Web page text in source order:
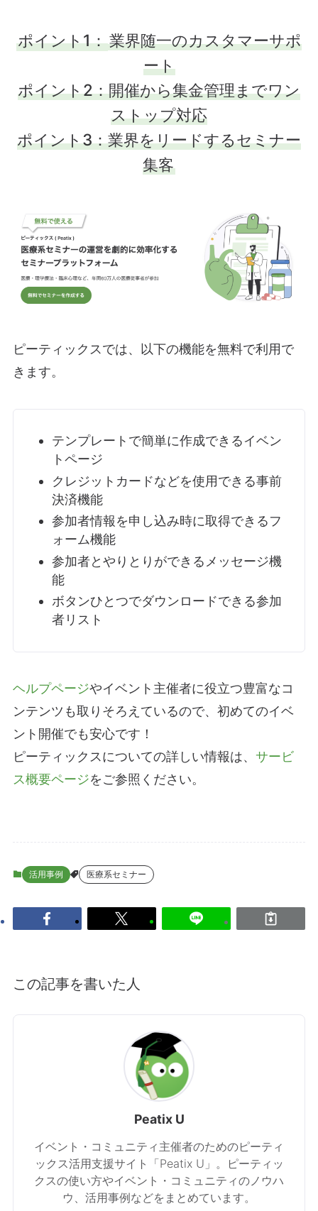
ポイント1：業界随一のカスタマーサポ
ート
ポイント2：開催から集金管理までワン
ストップ対応
ポイント3：業界をリードするセミナー
集客
ピーティックスでは、以下の機能を無料で利用で
きます。
テンプレートで簡単に作成できるイベン
トページ
クレジットカードなどを使用できる事前
決済機能
参加者情報を申し込み時に取得できるフ
ォーム機能
参加者とやりとりができるメッセージ機
能
ボタンひとつでダウンロードできる参加
者リスト
ヘルプページやイベント主催者に役立つ豊富なコ
ンテンツも取りそろえているので、初めてのイベ
ント開催でも安心です！
ピーティックスについての詳しい情報は、 サービ
ス概要ページをご参照ください。
活用事例 医療系セミナー
この記事を書いた人
Peatix U
イベント・コミュニティ主催者のためのピーティ
ックス活用支援サイト「Peatix U」。ピーティッ
クスの使い方やイベント・コミュニティのノウハ
ウ、活用事例などをまとめています。